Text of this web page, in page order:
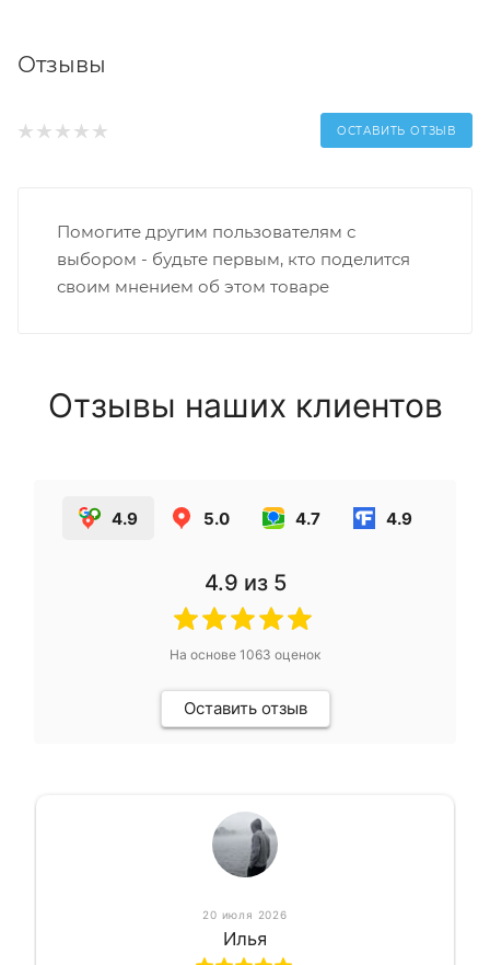
Отзывы
ОСТАВИТЬ ОТЗЫВ
Помогите другим пользователям с
выбором - будьте первым, кто поделится
своим мнением об этом товаре
Отзывы наших клиентов
4.9 5.0 4.7 4.9
4.9 из 5
На основе 1063 оценок
Оставить отзыв
20 июля 2026
Илья